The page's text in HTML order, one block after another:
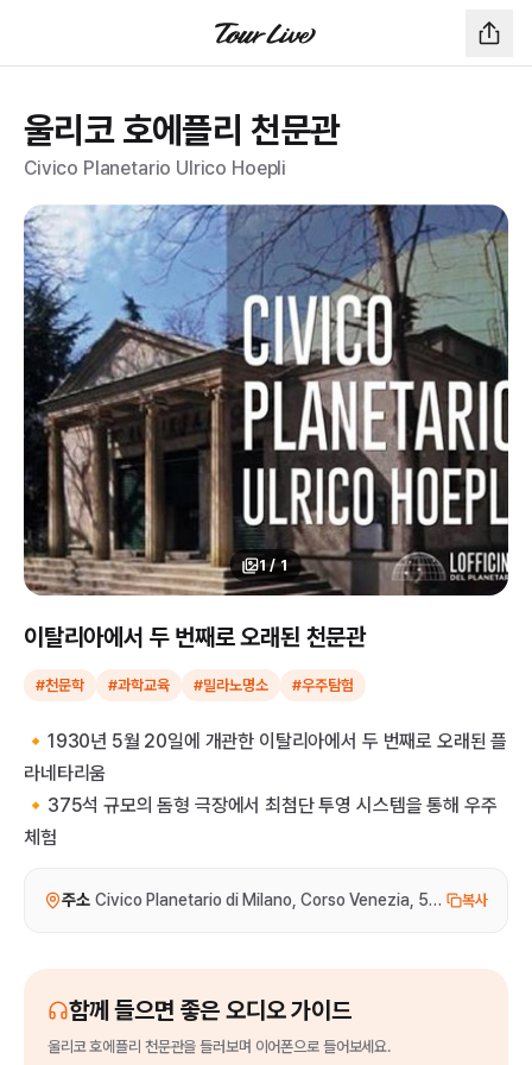
울리코 호에플리 천문관
Civico Planetario Ulrico Hoepli
1/1
이탈리아에서 두 번째로 오래된 천문관
#천문학 #과학교육 #밀라노명소 #우주탐험
🔸1930년 5월 20일에 개관한 이탈리아에서 두 번째로 오래된 플
라네타리움
🔸375석 규모의 돔형 극장에서 최첨단 투영 시스템을 통해 우주
체험
주소 Civico Planetario di Milano, Corso Venezia, 57, 20121
복사
함께 들으면 좋은 오디오 가이드
울리코 호에플리 천문관을 들러보며 이어폰으로 들어보세요.